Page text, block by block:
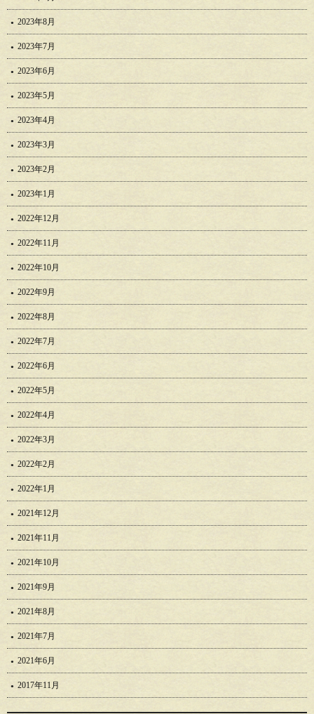
2023年8月
2023年7月
2023年6月
2023年5月
2023年4月
2023年3月
2023年2月
2023年1月
2022年12月
2022年11月
2022年10月
2022年9月
2022年8月
2022年7月
2022年6月
2022年5月
2022年4月
2022年3月
2022年2月
2022年1月
2021年12月
2021年11月
2021年10月
2021年9月
2021年8月
2021年7月
2021年6月
2017年11月